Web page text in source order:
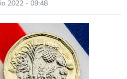
2022 - 09:48